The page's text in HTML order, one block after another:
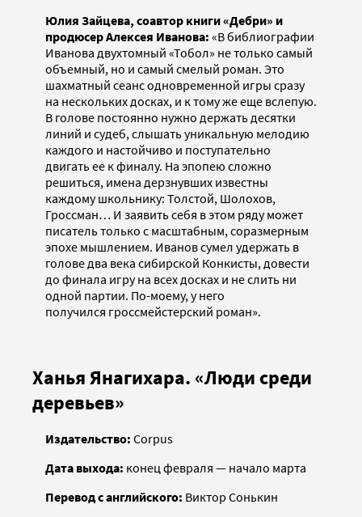
Юлия Зайцева, соавтор книги «Дебри» и
продюсер Алексея Иванова: «В библиографии
Иванова двухтомный «Тобол» не только самый
объемный, но и самый смелый роман. Это
шахматный сеанс одновременной игры сразу
на нескольких досках, и к тому же еще вслепую.
В голове постоянно нужно держать десятки
линий и судеб, слышать уникальную мелодию
каждого и настойчиво и поступательно
двигать ее к финалу. На эпопею сложно
решиться, имена дерзнувших известны
каждому школьнику: Толстой, Шолохов,
Гроссман… И заявить себя в этом ряду может
писатель только с масштабным, соразмерным
эпохе мышлением. Иванов сумел удержать в
голове два века сибирской Конкисты, довести
до финала игру на всех досках и не слить ни
одной партии. По-моему, у него
получился гроссмейстерский роман».
Ханья Янагихара. «Люди среди
деревьев»
Издательство: Corpus
Дата выхода: конец февраля — начало марта
Перевод с английского: Виктор Сонькин